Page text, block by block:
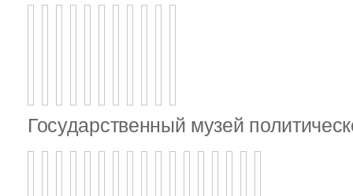
Государственный музей